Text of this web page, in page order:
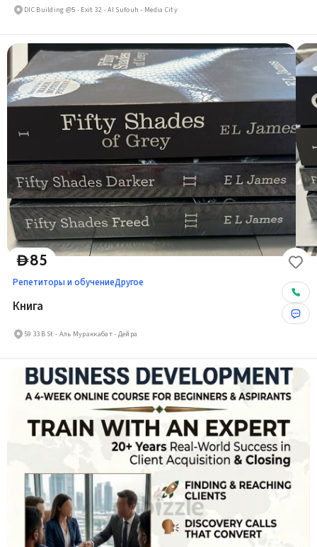
DIC Building @5 - Exit 32 - Al Sufouh - Media City
D85
Репетиторы и обучениеДругое
Книга
59 33B St - Аль Мураккабат - Дейра